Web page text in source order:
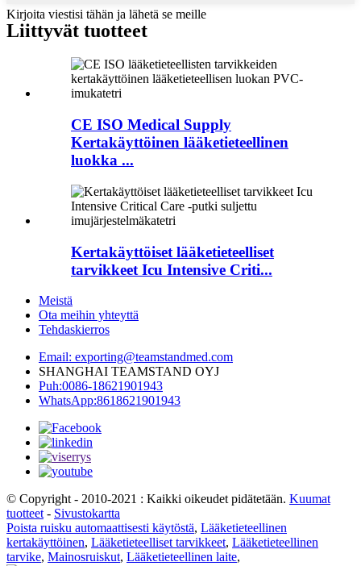
Kirjoita viestisi tähän ja lähetä se meille
Liittyvät tuotteet
CE ISO Medical Supply
Kertakäyttöinen lääketieteellinen
luokka ...
Kertakäyttöiset lääketieteelliset
tarvikkeet Icu Intensive Criti...
Meistä
Ota meihin yhteyttä
Tehdaskierros
Email: exporting@teamstandmed.com
SHANGHAI TEAMSTAND OYJ
Puh:0086-18621901943
WhatsApp:8618621901943
© Copyright - 2010-2021 : Kaikki oikeudet pidätetään. Kuumat
tuotteet - Sivustokartta
Poista ruisku automaattisesti käytöstä, Lääketieteellinen
kertakäyttöinen, Lääketieteelliset tarvikkeet, Lääketieteellinen
tarvike, Mainosruiskut, Lääketieteellinen laite,